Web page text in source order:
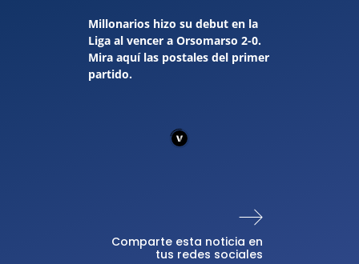
Millonarios hizo su debut en la
Liga al vencer a Orsomarso 2-0.
Mira aquí las postales del primer
partido.
Comparte esta noticia en
tus redes sociales